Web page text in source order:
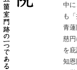
中
も
青
慈
を
知